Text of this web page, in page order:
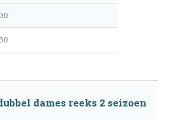
dames reeks 2 seizoen